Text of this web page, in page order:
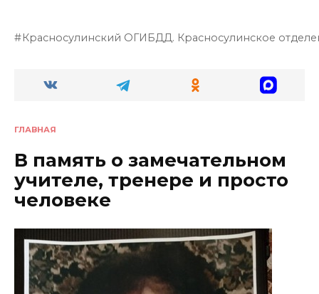
Красносулинский ОГИБДД. Красносулинское
ГЛАВНАЯ
В память о замечательном
учителе, тренере и просто
человеке